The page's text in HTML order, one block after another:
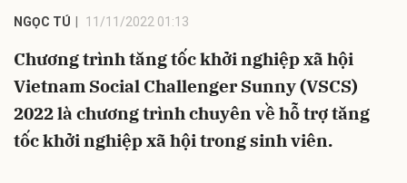
NGỌC TÚ 11/11/2022 01:13
Chương trình tăng tốc khởi nghiệp xã hội
Vietnam Social Challenger Sunny (VSCS)
2022 là chương trình chuyên về hỗ trợ tăng
tốc khởi nghiệp xã hội trong sinh viên.
Hủy